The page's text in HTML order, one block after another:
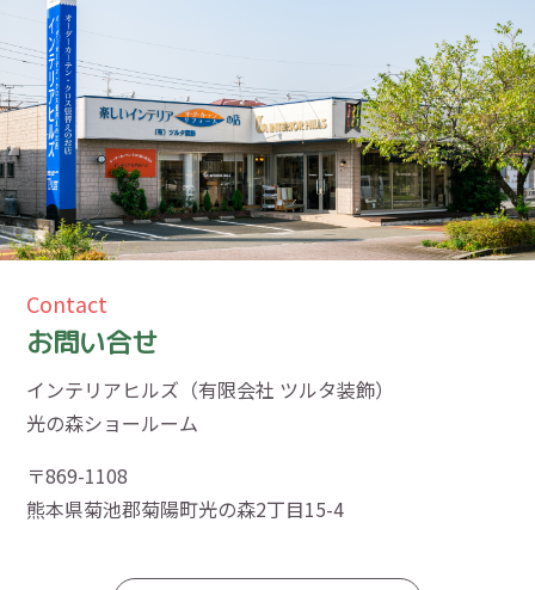
Contact
お問い合せ
インテリアヒルズ（有限会社 ツルタ装飾）
光の森ショールーム
〒869-1108
熊本県菊池郡菊陽町光の森2丁目15-4